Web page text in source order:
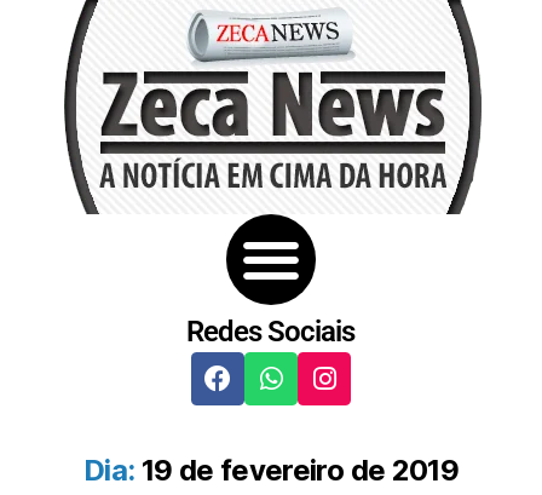
Redes Sociais
Dia: 19 de fevereiro de 2019